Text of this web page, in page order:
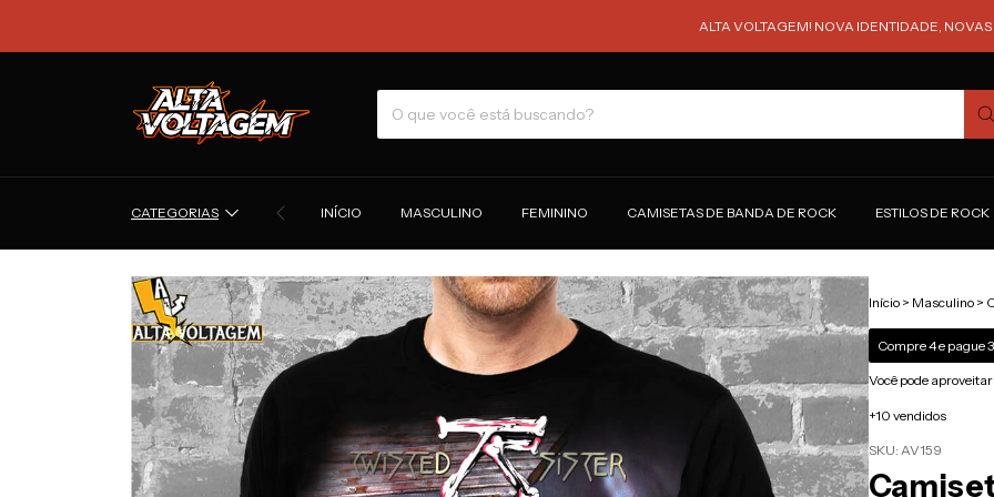
ALTA VOLTAGEM! NOVA IDENTIDADE, NOVAS
CATEGORIAS INÍCIO MASCULINO FEMININO CAMISETAS DE BANDA DE ROCK ESTILOS DE ROCK
Início > Masculino >
Compre 4 e pague
Você pode
+10 vendidos
SKU: AV159